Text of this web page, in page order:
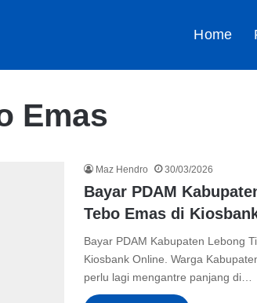
Home
Emas
Maz Hendro 30/03/2026
Bayar PDAM
Tebo Emas di
Bayar PDAM Kabupaten Lebong
Kiosbank Online. Warga
perlu lagi mengantre panjang di…